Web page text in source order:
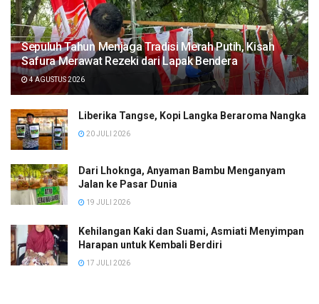
Sepuluh Tahun Menjaga Tradisi Merah Putih, Kisah
Safura Merawat Rezeki dari Lapak Bendera
4 AGUSTUS 2026
Liberika Tangse, Kopi Langka Beraroma Nangka
20 JULI 2026
Dari Lhoknga, Anyaman Bambu Menganyam
Jalan ke Pasar Dunia
19 JULI 2026
Kehilangan Kaki dan Suami, Asmiati Menyimpan
Harapan untuk Kembali Berdiri
17 JULI 2026